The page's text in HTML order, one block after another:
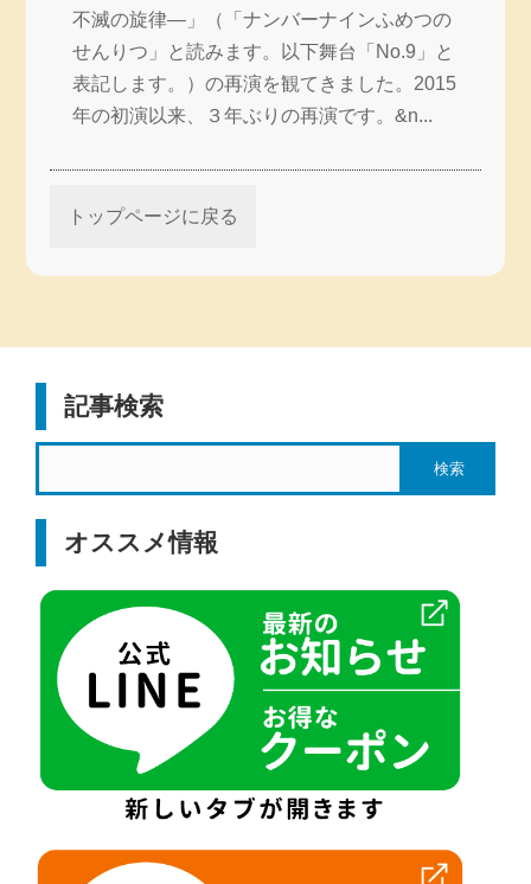
不滅の旋律―」（「ナンバーナインふめつの
せんりつ」と読みます。以下舞台「No.9」と
表記します。）の再演を観てきました。2015
年の初演以来、３年ぶりの再演です。&n...
トップページに戻る
記事検索
オススメ情報